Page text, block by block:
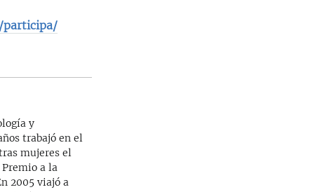
participa/
y
trabajó en el
mujeres el
a la
2005 viajó a